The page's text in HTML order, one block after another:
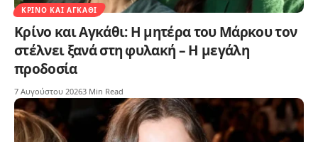
ΚΡΊΝΟ ΚΑΙ ΑΓΚΆΘΙ
Κρίνο και Αγκάθι: Η μητέρα του Μάρκου τον
στέλνει ξανά στη φυλακή – Η μεγάλη
προδοσία
7 Αυγούστου 20263 Min Read